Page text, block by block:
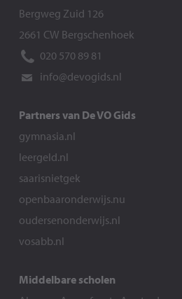
Bergweg Zuid 126
2661 CW Bergschenhoek
020 570 89 81
info@devogids.nl
Partners van De VO Gids
gymnasia.nl
leergeld.nl
saarisnietgek
openbaaronderwijs.nu
oudersenonderwijs.nl
vosabb.nl
Middelbare scholen